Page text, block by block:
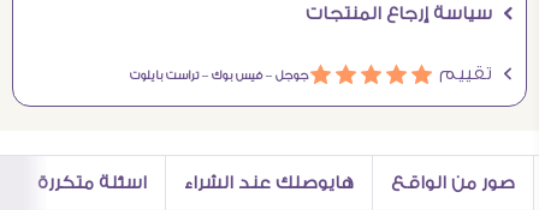
Ö سياسة إرجاع المنتجات
Ö تقييم áááááجوجل –فيس بوك –تراست بايلوت
صور من الواقع هايوصلك عند الشراء اسئلة متكررة